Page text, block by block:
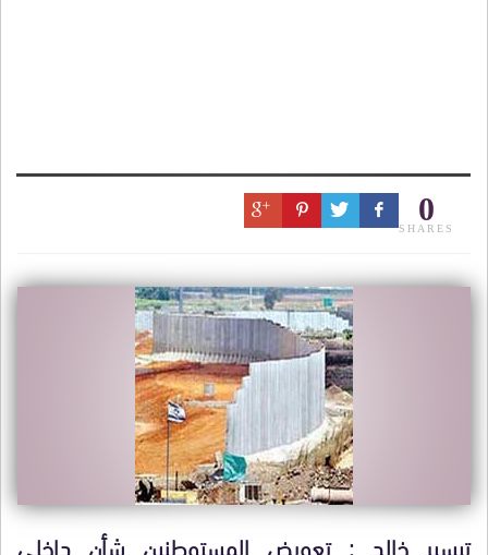
0
SHARES
تيسير خالد : تعويض المستوطنين شأن داخلي